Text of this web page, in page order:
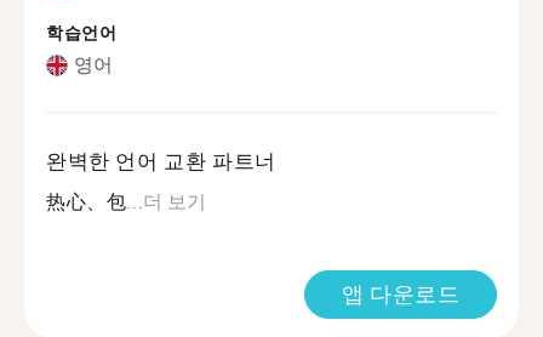
학습언어
영어
완벽한 언어 교환 파트너
热心、包...더 보기
앱 다운로드